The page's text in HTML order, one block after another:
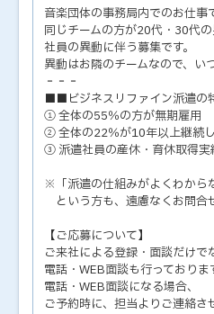
音楽団体の事務局内でのお仕事
同じチームの方が20代・30代の
社員の異動に伴う募集です。
異動はお隣のチームなので、い
‐‐‐
■■ビジネスリファイン派遣
① 全体の55％の方が無期雇用
② 全体の22％が10年以上継続
③ 派遣社員の産休・育休取得実
※「派遣の仕組みがよくわから
という方も、遠慮なくお問合
【ご応募について】
ご来社による登録・面談だけで
電話・WEB面談も行っておりま
電話・WEB面談になる場合、
ご予約時に、担当よりご連絡さ